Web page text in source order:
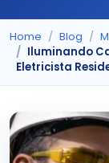
Home Blog
Iluminando
Eletricista